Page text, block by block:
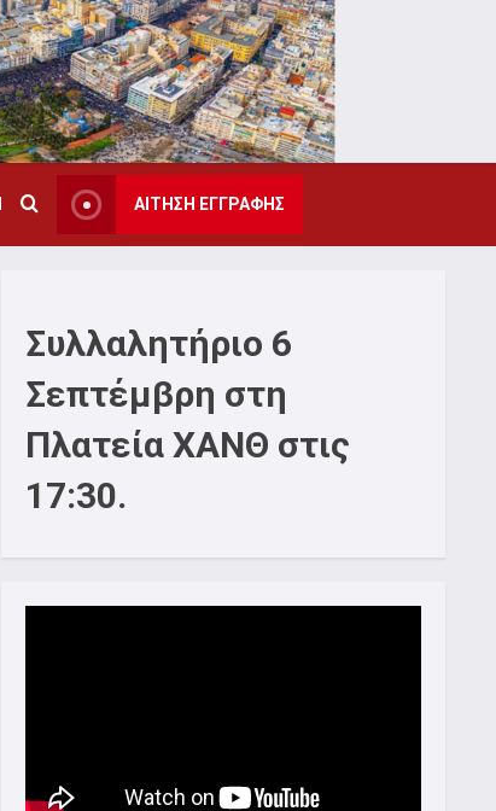
ΑΙΤΗΣΗ ΕΓΓΡΑΦΗΣ
Συλλαλητήριο 6
Σεπτέμβρη στη
Πλατεία ΧΑΝΘ στις
17:30.